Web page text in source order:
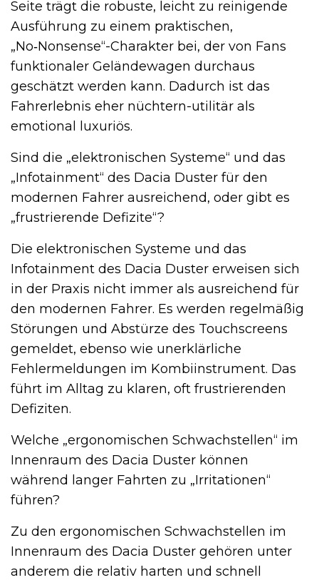
Seite trägt die robuste, leicht zu reinigende
Ausführung zu einem praktischen,
„No‑Nonsense“-Charakter bei, der von Fans
funktionaler Geländewagen durchaus
geschätzt werden kann. Dadurch ist das
Fahrerlebnis eher nüchtern-utilitär als
emotional luxuriös.
Sind die „elektronischen Systeme“ und das
„Infotainment“ des Dacia Duster für den
modernen Fahrer ausreichend, oder gibt es
„frustrierende Defizite“?
Die elektronischen Systeme und das
Infotainment des Dacia Duster erweisen sich
in der Praxis nicht immer als ausreichend für
den modernen Fahrer. Es werden regelmäßig
Störungen und Abstürze des Touchscreens
gemeldet, ebenso wie unerklärliche
Fehlermeldungen im Kombiinstrument. Das
führt im Alltag zu klaren, oft frustrierenden
Defiziten.
Welche „ergonomischen Schwachstellen“ im
Innenraum des Dacia Duster können
während langer Fahrten zu „Irritationen“
führen?
Zu den ergonomischen Schwachstellen im
Innenraum des Dacia Duster gehören unter
anderem die relativ harten und schnell